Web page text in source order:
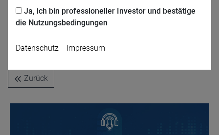
Jetzt für das Partner-Webinar anmelden
Zurück
Ja, ich bin professioneller Investor und bestätige
die Nutzungsbedingungen
Datenschutz Impressum